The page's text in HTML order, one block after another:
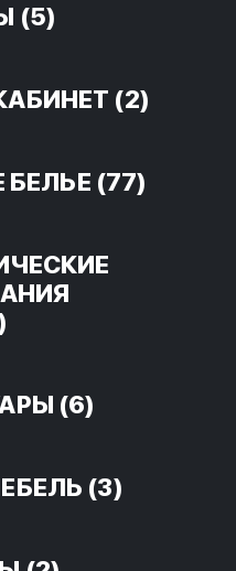
(5)
(2)
БЕЛЬЕ (77)
(6)
(3)